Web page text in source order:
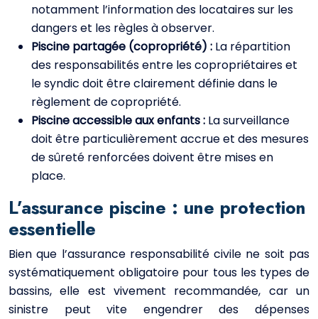
notamment l’information des locataires sur les
dangers et les règles à observer.
Piscine partagée (copropriété) : La répartition
des responsabilités entre les copropriétaires et
le syndic doit être clairement définie dans le
règlement de copropriété.
Piscine accessible aux enfants : La surveillance
doit être particulièrement accrue et des mesures
de sûreté renforcées doivent être mises en
place.
L’assurance piscine : une protection
essentielle
Bien que l’assurance responsabilité civile ne soit pas
systématiquement obligatoire pour tous les types de
bassins, elle est vivement recommandée, car un
sinistre peut vite engendrer des dépenses